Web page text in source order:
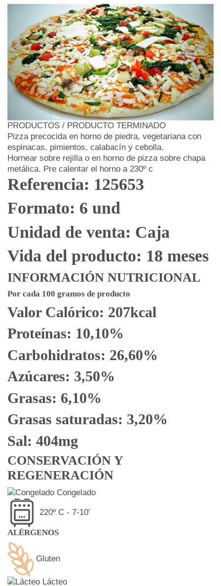
PRODUCTOS / PRODUCTO TERMINADO
Pizza precocida en horno de piedra, vegetariana con
espinacas, pimientos, calabacín y cebolla.
Hornear sobre rejilla o en horno de pizza sobre chapa
metálica. Pre calentar el horno a 230º c
Referencia: 125653
Formato: 6 und
Unidad de venta: Caja
Vida del producto: 18 meses
INFORMACIÓN NUTRICIONAL
Por cada 100 gramos de producto
Valor Calórico: 207kcal
Proteínas: 10,10%
Carbohidratos: 26,60%
Azúcares: 3,50%
Grasas: 6,10%
Grasas saturadas: 3,20%
Sal: 404mg
CONSERVACIÓN Y
REGENERACIÓN
Congelado
220º C - 7-10'
ALÉRGENOS
Gluten
Lácteo